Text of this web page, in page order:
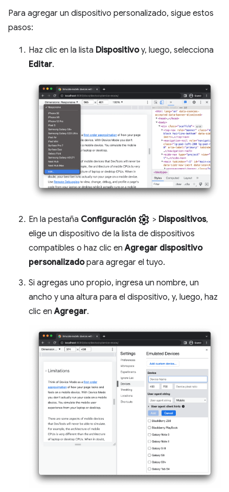
Para agregar un dispositivo personalizado, sigue estos
pasos:
Haz clic en la lista Dispositivoy, luego, selecciona
Editar.
En la pestaña Configuración settings > Dispositivos,
elige un dispositivo de la lista de dispositivos
compatibles o haz clic enAgregar dispositivo
personalizadopara agregar el tuyo.
Si agregas uno propio, ingresa un nombre, un
ancho y una altura para el dispositivo, y, luego, haz
clic enAgregar.